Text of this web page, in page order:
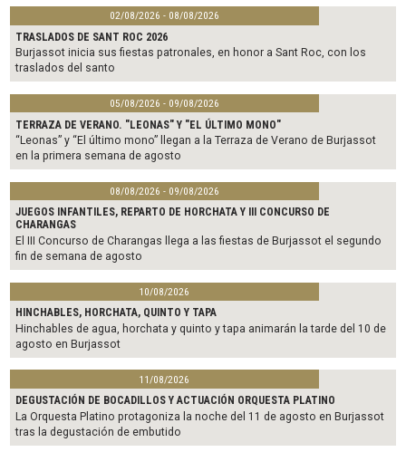
02/08/2026 - 08/08/2026
TRASLADOS DE SANT ROC 2026
Burjassot inicia sus fiestas patronales, en honor a Sant Roc, con los
traslados del santo
05/08/2026 - 09/08/2026
TERRAZA DE VERANO. "LEONAS" Y "EL ÚLTIMO MONO"
“Leonas” y “El último mono” llegan a la Terraza de Verano de Burjassot
en la primera semana de agosto
08/08/2026 - 09/08/2026
JUEGOS INFANTILES, REPARTO DE HORCHATA Y III CONCURSO DE
CHARANGAS
El III Concurso de Charangas llega a las fiestas de Burjassot el segundo
fin de semana de agosto
10/08/2026
HINCHABLES, HORCHATA, QUINTO Y TAPA
Hinchables de agua, horchata y quinto y tapa animarán la tarde del 10 de
agosto en Burjassot
11/08/2026
DEGUSTACIÓN DE BOCADILLOS Y ACTUACIÓN ORQUESTA PLATINO
La Orquesta Platino protagoniza la noche del 11 de agosto en Burjassot
tras la degustación de embutido